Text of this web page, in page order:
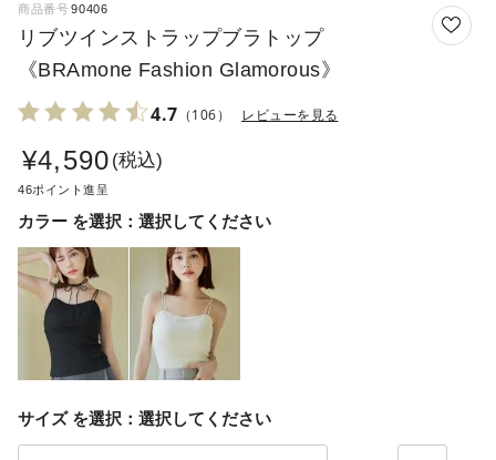
商品番号 90406
リブツインストラップブラトップ
《BRAmone Fashion Glamorous》
4.7 （106） レビューを見る
¥4,590 税込
46
カラー 選択してください
サイズ 選択してください